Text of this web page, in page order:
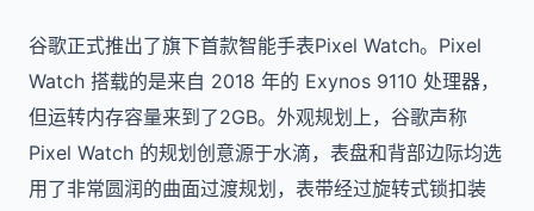
谷歌正式推出了旗下首款智能手表Pixel Watch。Pixel
Watch 搭载的是来自 2018 年的 Exynos 9110 处理器，
但运转内存容量来到了2GB。外观规划上，谷歌声称
Pixel Watch 的规划创意源于水滴，表盘和背部边际均选
用了非常圆润的曲面过渡规划，表带经过旋转式锁扣装